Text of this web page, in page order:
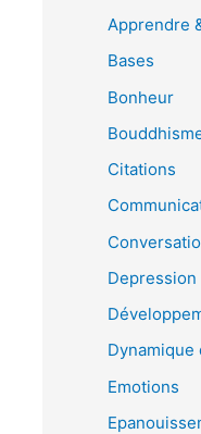
Apprendre
Bases
Bonheur
Citations
Depression
Dynamique
Emotions